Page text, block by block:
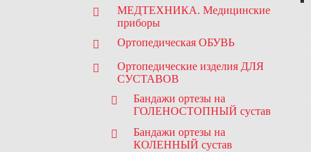
МЕДТЕХНИКА. Медицинские
приборы
Ортопедическая ОБУВЬ
Ортопедические изделия ДЛЯ
СУСТАВОВ
Бандажиортезына
ГОЛЕНОСТОПНЫЙ сустав
Бандажиортезына
КОЛЕННЫЙ сустав